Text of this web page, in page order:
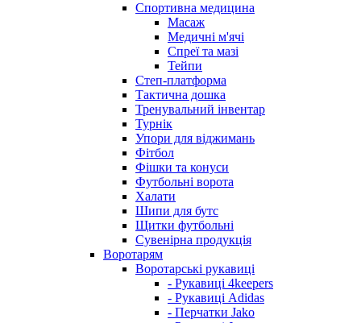
Спортивна медицина
Масаж
Медичні м'ячі
Спреї та мазі
Тейпи
Степ-платформа
Тактична дошка
Тренувальний інвентар
Турнік
Упори для віджимань
Фітбол
Фішки та конуси
Футбольні ворота
Халати
Шипи для бутс
Щитки футбольні
Сувенірна продукція
Воротарям
Воротарські рукавиці
- Рукавиці 4keepers
- Рукавиці Adidas
- Перчатки Jako